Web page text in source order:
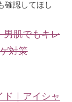
確認してほし
男肌でもキレ
対策
｜アイシャ